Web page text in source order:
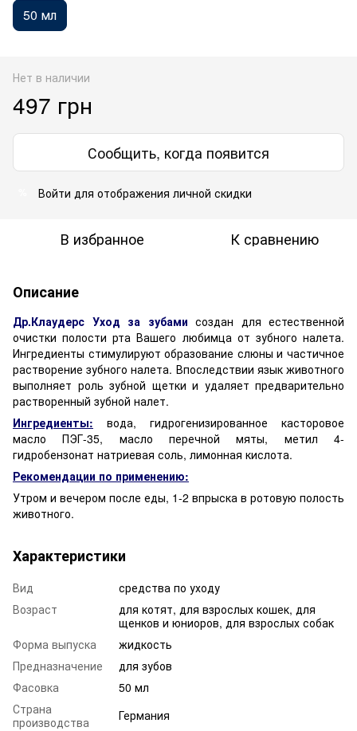
50 мл
Нет в наличии
497 грн
Сообщить, когда появится
Войти для отображения личной скидки
В избранное К сравнению
Описание
Др.Клаудерс Уход за зубами создан для естественной
очистки полости рта Вашего любимца от зубного налета.
Ингредиенты стимулируют образование слюны и частичное
растворение зубного налета. Впоследствии язык животного
выполняет роль зубной щетки и удаляет предварительно
растворенный зубной налет.
Ингредиенты: вода, гидрогенизированное касторовое
масло ПЭГ-35, масло перечной мяты, метил 4-
гидробензонат натриевая соль, лимонная кислота.
Рекомендации по применению:
Утром и вечером после еды, 1-2 впрыска в ротовую полость
животного.
Характеристики
Вид
средства по уходу
Возраст
для котят, для взрослых кошек, для
щенков и юниоров, для взрослых собак
Форма выпуска
жидкость
Предназначение
для зубов
Фасовка
50 мл
Страна
производства
Германия